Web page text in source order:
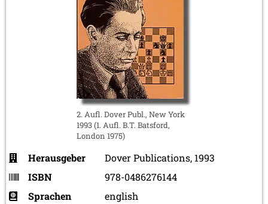
2. Aufl. Dover Publ., New York
1993 (1. Aufl. B.T. Batsford,
London 1975)
Herausgeber
Dover Publications, 1993
ISBN
978-0486276144
Sprachen
english